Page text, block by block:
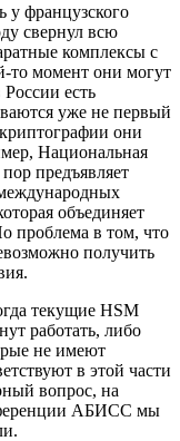
у французского
свернул всю
комплексы с
то момент они могут
есть
уже не первый
они
Национальная
предъявляет
объединяет
проблема в том, что
получить
текущие HSM
работать, либо
не имеют
в этой части
вопрос, на
АБИСС мы